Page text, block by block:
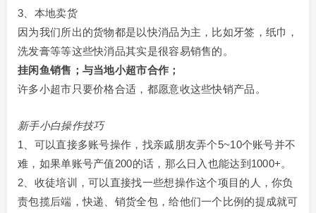
3、本地卖货
因为我们所出的货物都是以快消品为主，比如牙签，纸巾，
洗发膏等等这些快消品其实是很容易销售的。
挂闲鱼销售； 与当地小超市合作；
许多小超市只要价格合适，都愿意收这些快销产品。
新手小白操作技巧
1、可以直接多账号操作，找亲戚朋友弄个5~10个账号并不
难，如果单账号产值200的话，那么日入也能达到1000+。
2、收徒培训，可以直接找一些想操作这个项目的人，你负
责包揽后端，快递、销货全包，给他们一个比例的提成就可